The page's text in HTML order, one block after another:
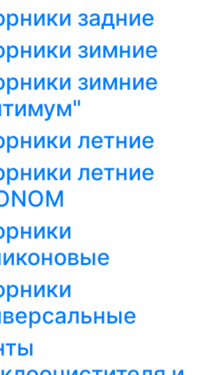
задние
зимние
зимние
летние
летние